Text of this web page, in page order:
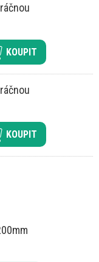
KOUPIT
KOUPIT